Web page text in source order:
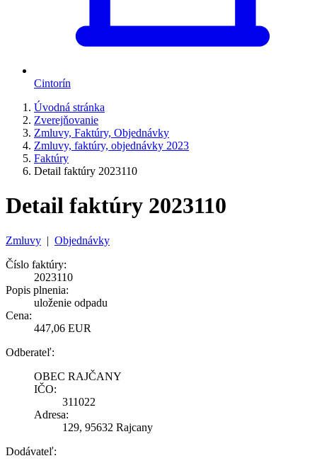
Cintorín
Úvodná stránka
Zverejňovanie
Zmluvy, Faktúry, Objednávky
Zmluvy, faktúry, objednávky 2023
Faktúry
Detail faktúry 2023110
Detail faktúry 2023110
Zmluvy | Objednávky
Číslo faktúry:
2023110
Popis plnenia:
uloženie odpadu
Cena:
447,06 EUR
Odberateľ:
OBEC RAJČANY
IČO:
311022
Adresa:
129, 95632 Rajcany
Dodávateľ: